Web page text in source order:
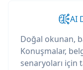
AI
Doğal okunan,
Konuşmalar,
senaryoları için